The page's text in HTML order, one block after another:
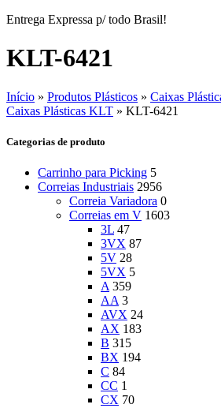
Entrega Expressa p/ todo Brasil!
KLT-6421
Início » Produtos Plásticos » Caixas
Caixas Plásticas KLT » KLT-6421
Categorias de produto
Carrinho para Picking 5
Correias Industriais 2956
Correia Variadora 0
Correias em V 1603
3L 47
3VX 87
5V 28
5VX 5
A 359
AA 3
AVX 24
AX 183
B 315
BX 194
C 84
CC 1
CX 70